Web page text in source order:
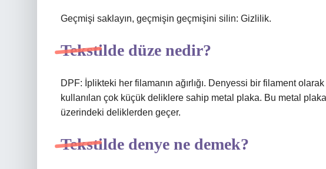
Geçmişi saklayın, geçmişin geçmişini silin: Gizlilik.
Tekstilde düze nedir?
DPF: İplikteki her filamanın ağırlığı. Denyessi bir filament
kullanılan çok küçük deliklere sahip metal plaka. Bu metal
üzerindeki deliklerden geçer.
Tekstilde denye ne demek?